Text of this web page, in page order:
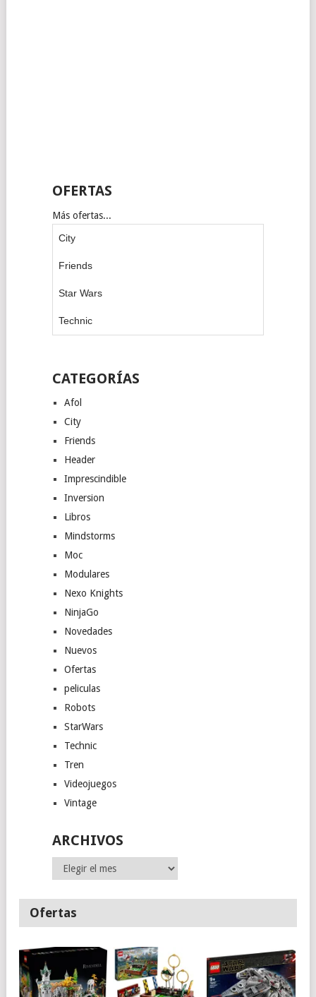
OFERTAS
Más ofertas...
City
Friends
Star Wars
Technic
CATEGORÍAS
Afol
City
Friends
Header
Imprescindible
Inversion
Libros
Mindstorms
Moc
Modulares
Nexo Knights
NinjaGo
Novedades
Nuevos
Ofertas
peliculas
Robots
StarWars
Technic
Tren
Videojuegos
Vintage
ARCHIVOS
Archivos
Ofertas